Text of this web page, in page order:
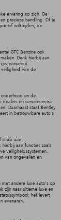
ervaring op zich. De
precieze handling. Of je
wilt rijden, de
GTC Benzine ook
Denk hierbij aan
veiligheid van de
en de
en servicecentra
Daarnaast staat Bentley
in betrouwbare auto's
scala aan
aan functies zoals
veiligheidssystemen.
van ongevallen en
met andere luxe auto's op
zijn naar ultieme luxe en
het levert
evenaren.